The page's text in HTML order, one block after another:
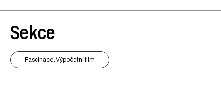
Sekce
Fascinace: Výpočetní film